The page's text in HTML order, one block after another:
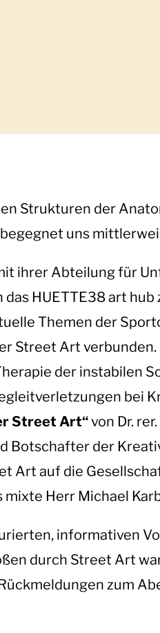
Strukturen der
uns
ihrer Abteilung für
HUETTE38 art hub
Themen der
Street Art
der instabilen
bei
Street Art“von Dr.
Botschafter der
Art auf die
mixte Herr Michael
informativen
durch Street Art
zum